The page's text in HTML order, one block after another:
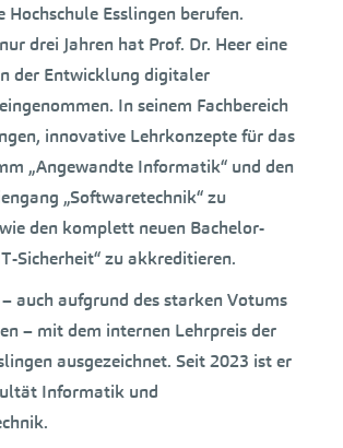
Hochschule Esslingen berufen.
drei Jahren hat Prof. Dr. Heer eine
der Entwicklung digitaler
In seinem Fachbereich
innovative Lehrkonzepte für das
„Angewandte Informatik“ und den
„Softwaretechnik“ zu
den komplett neuen Bachelor-
Sicherheit“ zu akkreditieren.
auch aufgrund des starken Votums
– mit dem internen Lehrpreis der
ausgezeichnet. Seit 2023 ist er
Informatik und